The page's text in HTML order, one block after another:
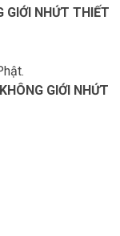
GIỚI NHỨT THIẾT
GIỚI NHỨT